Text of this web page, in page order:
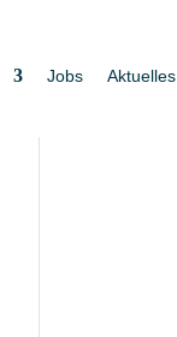
Jobs Aktuelles